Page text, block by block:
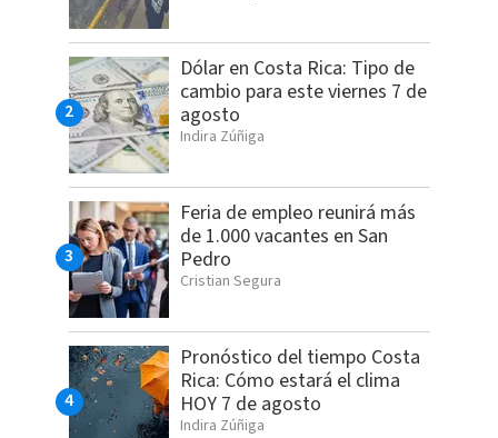
Dólar en Costa Rica: Tipo de
cambio para este viernes 7 de
agosto
Indira Zúñiga
Feria de empleo reunirá más
de 1.000 vacantes en San
Pedro
Cristian Segura
Pronóstico del tiempo Costa
Rica: Cómo estará el clima
HOY 7 de agosto
Indira Zúñiga